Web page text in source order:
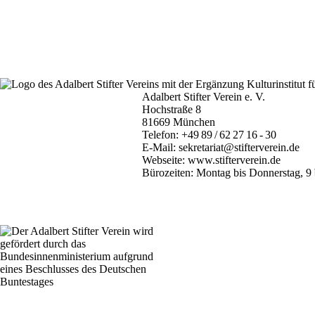
Adalbert Stifter Verein e. V.
Hochstraße 8
81669 München
Telefon:+49 89 / 62 27 16 - 30
E-Mail:sekretariat@stifterverein.de
Webseite:www.stifterverein.de
Bürozeiten: Montag bis Donnerstag,